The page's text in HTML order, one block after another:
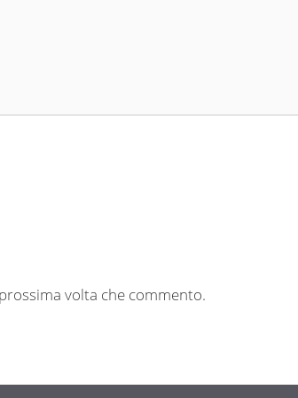
volta che commento.